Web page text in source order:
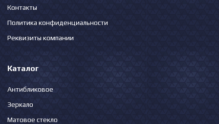
Контакты
Политика конфиденциальности
Реквизиты компании
Каталог
Антибликовое
Зеркало
Матовое стекло